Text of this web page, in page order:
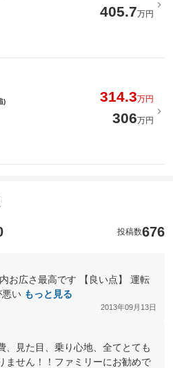
405.7万円
)
314.3万円
306万円
投稿数676
お広さ最高です 【良い点】 運転
悪い もっと見る
2013年09月13日
、見た目、乗り心地、全てとても
ません！！ファミリーにお勧めで